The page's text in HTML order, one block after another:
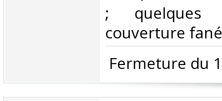
; quelques
couverture
Fermeture du